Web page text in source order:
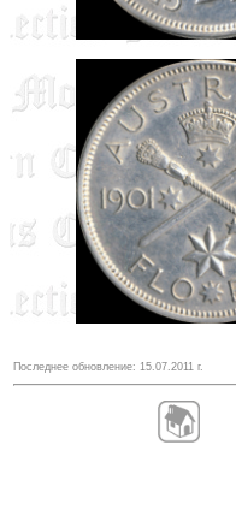
Последнее обновление: 15.07.2011 г.